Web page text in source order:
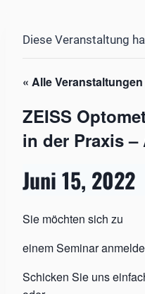
Diese Veranstaltung
« Alle Veranstaltungen
ZEISS
in der Praxis
Juni 15, 2022
Sie möchten sich zu
einem Seminar
Schicken Sie uns